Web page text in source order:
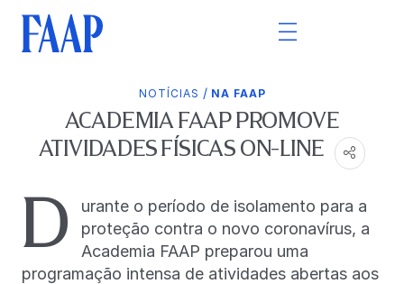
NOTÍCIAS / NA FAAP
ACADEMIA FAAP PROMOVE
ATIVIDADES FÍSICAS ON-LINE
D
urante o período de isolamento para a
proteção contra o novo coronavírus, a
Academia FAAP preparou uma
programação intensa de atividades abertas aos